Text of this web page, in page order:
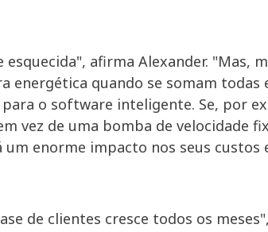
afirma Alexander. "Mas,
energética quando se somam todas
o software inteligente. Se, por
vez de uma bomba de velocidade
enorme impacto nos seus custos
de clientes cresce todos os